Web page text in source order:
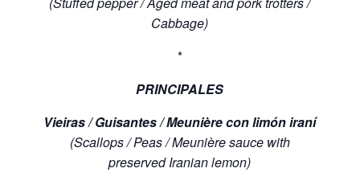
Cabbage)
*
PRINCIPALES
Vieiras / Guisantes / Meunière con limón iraní
(Scallops / Peas / Meunière sauce with
preserved Iranian lemon)